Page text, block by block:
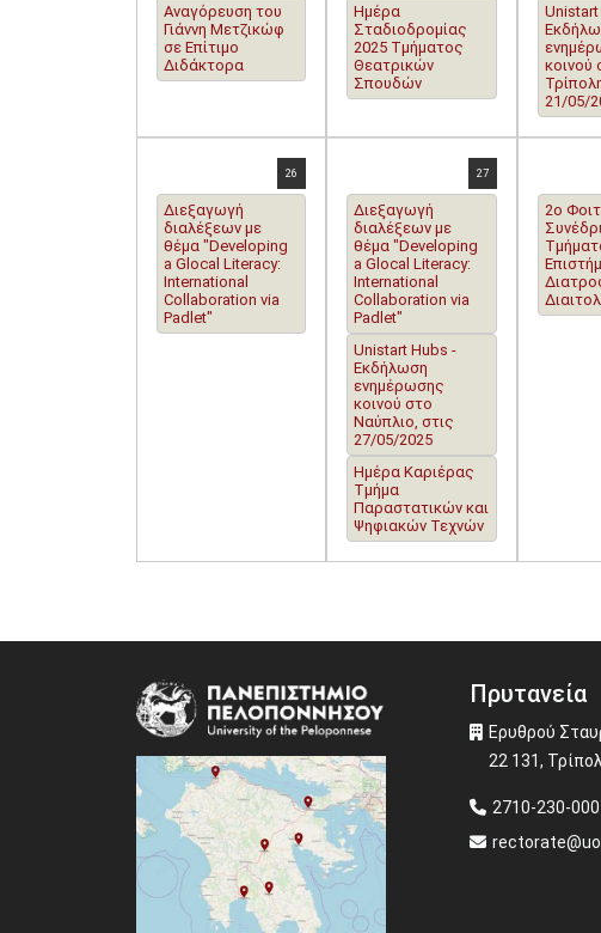
Αναγόρευση του
Γιάννη Μετζικώφ
σε Επίτιμο
Διδάκτορα
Ημέρα
Σταδιοδρομίας
2025 Τμήματος
Θεατρικών
Σπουδών
κοινού
21/05/
26
Διεξαγωγή
διαλέξεων με
θέμα "Developing
a Glocal Literacy:
International
Collaboration via
Padlet"
27
Διεξαγωγή
διαλέξεων με
θέμα "Developing
a Glocal Literacy:
International
Collaboration via
Padlet"
Unistart Hubs -
Εκδήλωση
ενημέρωσης
κοινού στο
Ναύπλιο, στις
27/05/2025
Ημέρα Καριέρας
Τμήμα
Παραστατικών και
Ψηφιακών Τεχνών
2o
Image Πρυτανεία
Ερυθρού
22 131,
2710-230-000